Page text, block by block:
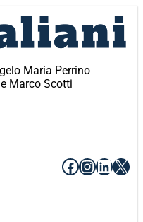
Maria Perrino
Marco Scotti
Facebook
X